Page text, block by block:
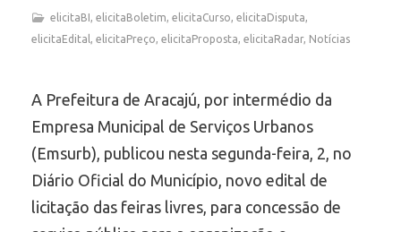
elicitaBI elicitaBoletim elicitaCurso elicitaDisputa
elicitaEdital
elicitaPreço elicitaProposta elicitaRadar, Notícias
A Prefeitura de Aracajú, por intermédio da
Empresa Municipal de Serviços Urbanos
(Emsurb), publicou nesta segunda-feira, 2, no
Diário Oficial do Município, novo edital de
licitação das feiras livres, para concessão de